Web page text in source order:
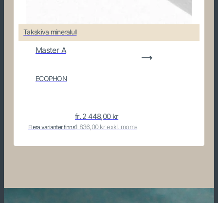
Takskiva mineralull
Master A
ECOPHON
Flera varianter finns
fr. 2 448,00 kr
1 836,00 kr exkl. moms